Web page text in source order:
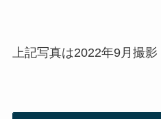
上記写真は2022年9月撮影